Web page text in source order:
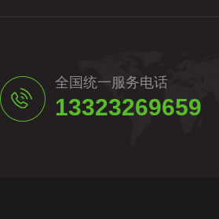
全国统一服务电话
13323269659